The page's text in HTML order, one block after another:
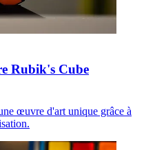
Rubik's Cube
œuvre d'art unique grâce à